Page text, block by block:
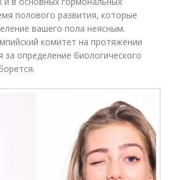
полового развития, которые
вашего пола неясным.
комитет на протяжении
за определение биологического